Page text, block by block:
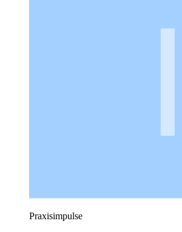
Praxisimpulse